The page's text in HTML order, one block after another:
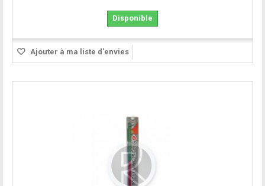
Disponible
Ajouter à ma liste d'envies